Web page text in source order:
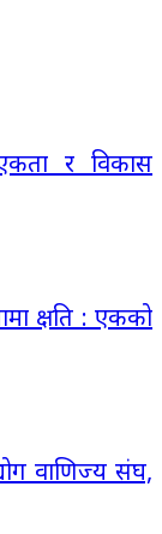
र विकास
क्षति : एकको
वाणिज्य संघ,